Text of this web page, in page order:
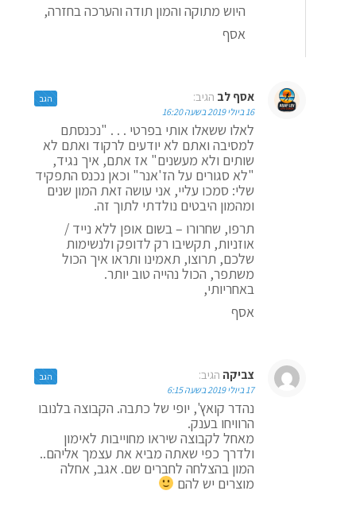
היוש מתוקה והמון תודה והערכה בחזרה,
אסף
אסף לב הגיב:
16 ביולי 2019 בשעה 16:20
לאלו ששאלו אותי בפרטי . . . "נכנסתם
למסיבה ואתם לא יודעים לרקוד ואתם לא
שותים ולא מעשנים" אז אתם, איך נגיד,
"לא סגורים על הז'אנר" וכאן נכנס התפקיד
שלי: סמכו עליי, אני עושה זאת המון שנים
ומהמון היבטים נולדתי לתוך זה.
תרפו, שחרורו – בשום אופן ללא נייד /
אוזניות, תקשיבו רק לדופק ולנשימות
שלכם, תרוצו, תאמינו ותראו איך הכול
משתפר, הכול נהייה טוב יותר.
באחריותי,
אסף
הגב
צביקה הגיב:
17 ביולי 2019 בשעה 6:15
נהדר קואץ', יופי של כתבה. הקבוצה בלנובו
הרוויחו בענק.
מאחל לקבוצה שיראו מחוייבות לאימון
ולדרך כפי שאתה מביא את עצמך אליהם..
המון בהצלחה לחברים שם. אגב, אחלה
מוצרים יש להם
הגב